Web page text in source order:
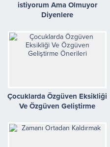
istiyorum Ama Olmuyor
Diyenlere
Çocuklarda Özgüven Eksikliği
Ve Özgüven Geliştirme